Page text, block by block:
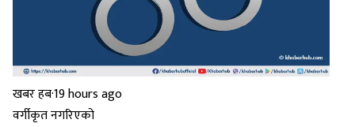
खबर हब·19 hours ago
वर्गीकृत नगरिएको